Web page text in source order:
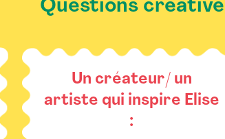
Questions
Un créateur/ un
artiste qui inspire Elise
: